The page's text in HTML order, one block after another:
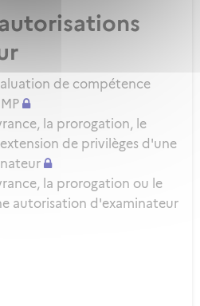
de compétence
la prorogation, le
de privilèges d'une
la prorogation ou le
autorisation d'examinateur